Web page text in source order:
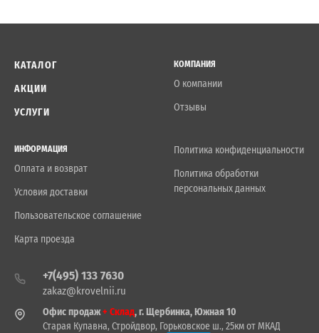
КАТАЛОГ
АКЦИИ
УСЛУГИ
КОМПАНИЯ
О компании
Отзывы
ИНФОРМАЦИЯ
Оплата и возврат
Условия доставки
Пользовательское соглашение
Карта проезда
Политика конфиденциальности
Политика обработки
персональных данных
+7(495) 133 7630
zakaz@krovelnii.ru
Офис продаж+ Склад, г. Щербинка, Южная 10
Старая Купавна, Стройдвор, Горьковское ш., 25км от МКАД